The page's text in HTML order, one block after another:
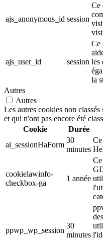
ajs_anonymous_id session
Ce
ajs_user_id session
Ce
les
la
Autres
Autres
Les autres cookies non
et qui n'ont pas encore été
Cookie
Durée
ai_sessionHaForm
30
minutes
cookielawinfo-
checkbox-ga
1 année
ppwp_wp_session
30
minutes